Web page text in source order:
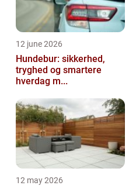
12 june 2026
Hundebur: sikkerhed,
tryghed og smartere
hverdag m...
12 may 2026